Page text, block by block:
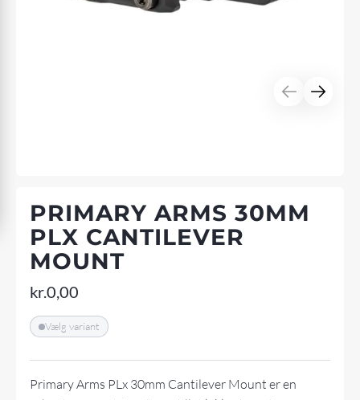
PRIMARY ARMS 30MM
PLX CANTILEVER
MOUNT
kr.0,00
Vælg variant
Primary Arms PLx 30mm Cantilever Mount er en